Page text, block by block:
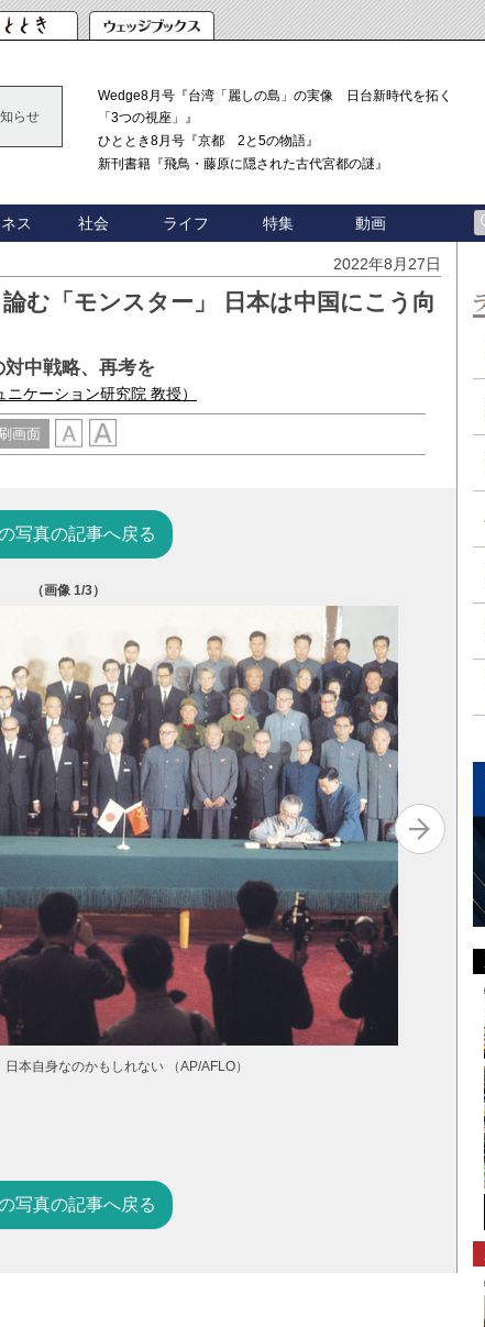
らせ
Wedge8月号『台湾「麗しの島」の実像 日台新時代を拓く
「3つの視座」』
ひととき8月号『京都 2と5の物語』
新刊書籍『飛鳥・藤原に隠された古代宮都の謎』
ス 社会 ライフ 特集 動画
2022年8月27日
む「モンスター」 日本は中国にこう向
中戦略、再考を
ケーション研究院 教授）
画面
写真の記事へ戻る
（画像1/3）
本自身なのかもしれない （AP/AFLO）
民主化
写真の記事へ戻る